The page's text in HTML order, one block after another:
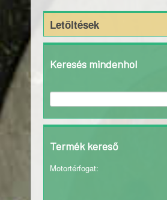
Letöltések
Keresés mindenhol
Termék kereső
Motortérfogat: